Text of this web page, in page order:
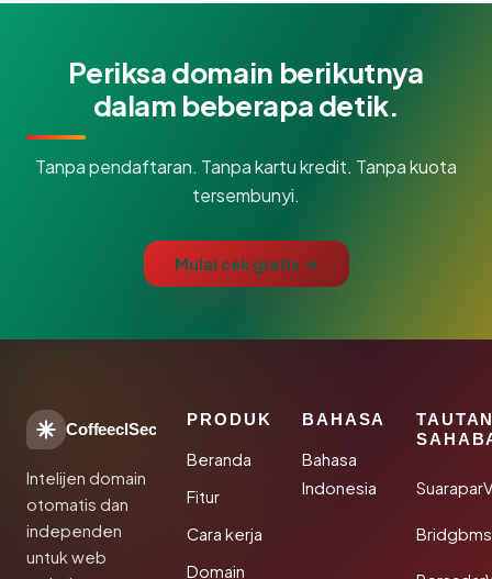
Periksa domain berikutnya
dalam beberapa detik.
Tanpa pendaftaran. Tanpa kartu kredit. Tanpa kuota
tersembunyi.
Mulai cek gratis →
CoffeeclSec
Intelijen domain
otomatis dan
independen
untuk web
PRODUK
Beranda
Fitur
Cara kerja
Domain
BAHASA
Bahasa
Indonesia